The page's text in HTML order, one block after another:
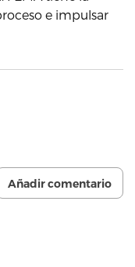
e impulsar
Añadir comentario